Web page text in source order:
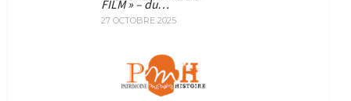
FILM » – du…
27 OCTOBRE 2025